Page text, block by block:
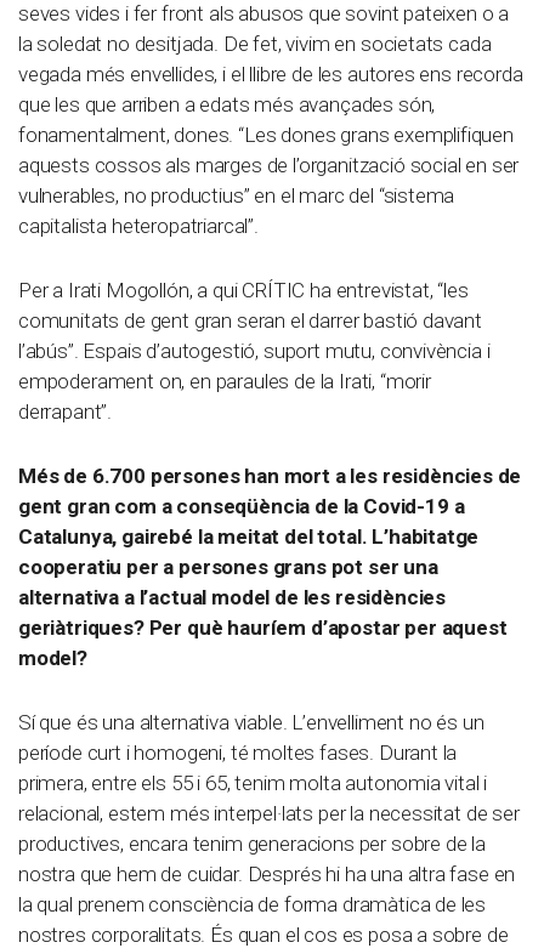
seves vides i fer front als abusos que sovint pateixen o a
la soledat no desitjada. De fet, vivim en societats cada
vegada més envellides, i el llibre de les autores ens recorda
que les que arriben a edats més avançades són,
fonamentalment, dones. “Les dones grans exemplifiquen
aquests cossos als marges de l’organització social en ser
vulnerables, no productius” en el marc del “sistema
capitalista heteropatriarcal”.
Per a Irati Mogollón, a qui CRÍTIC ha entrevistat, “les
comunitats de gent gran seran el darrer bastió davant
l’abús”. Espais d’autogestió, suport mutu, convivència i
empoderament on, en paraules de la Irati, “morir
derrapant”.
Més de 6.700 persones han mort a les residències de
gent gran com a conseqüència de la Covid-19 a
Catalunya, gairebé la meitat del total. L’habitatge
cooperatiu per a persones grans pot ser una
alternativa a l’actual model de les residències
geriàtriques? Per què hauríem d’apostar per aquest
model?
Sí que és una alternativa viable. L’envelliment no és un
període curt i homogeni, té moltes fases. Durant la
primera, entre els 55 i 65, tenim molta autonomia vital i
relacional, estem més interpel·lats per la necessitat de ser
productives, encara tenim generacions per sobre de la
nostra que hem de cuidar. Després hi ha una altra fase en
la qual prenem consciència de forma dramàtica de les
nostres corporalitats. És quan el cos es posa a sobre de